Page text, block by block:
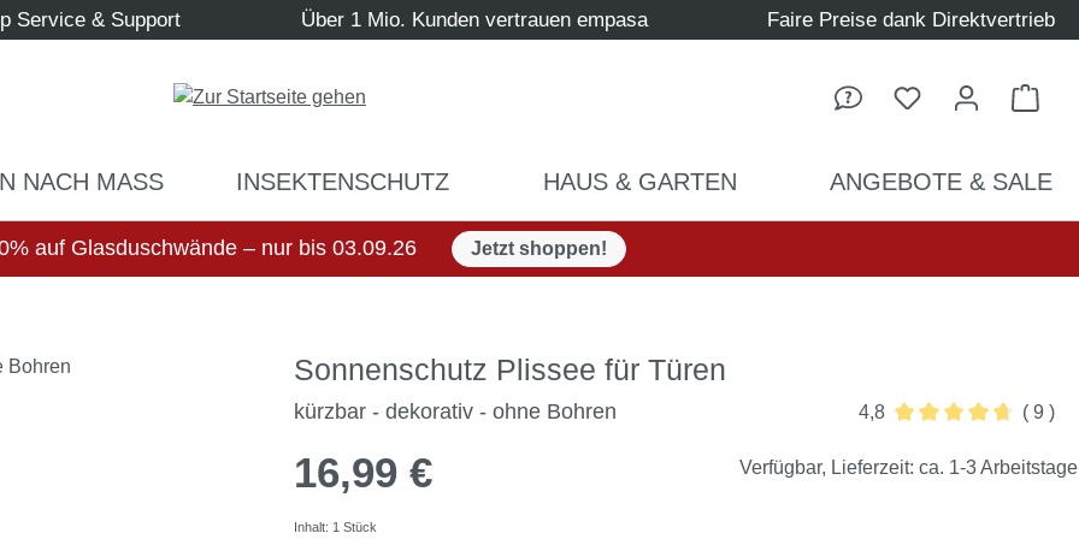
Service & Support Über 1 Mio. Kunden vertrauen empasa Faire Preise dank Direktvertrieb
NACH MASS INSEKTENSCHUTZ HAUS & GARTEN ANGEBOTE & SALE
auf Glasduschwände – nur bis 03.09.26 Jetzt shoppen!
Sonnenschutz Plissee für Türen
kürzbar - dekorativ - ohne Bohren
4,8
( 9 )
16,99 €
Inhalt: 1 Stück
Verfügbar, Lieferzeit: ca. 1-3 Arbeitstage